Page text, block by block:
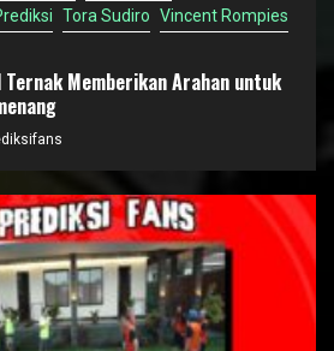
Tora Sudiro Vincent Rompies
Ternak Memberikan Arahan untuk